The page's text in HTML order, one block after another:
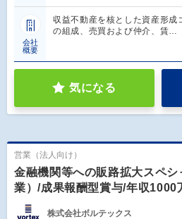
会社
概要
収益不動産を核とした資産形成
の組成、売買および仲介、賃…
気になる
営業（法人向け）
金融機関等への販路拡大スペ
業）/成果報酬型賞与/年収1000
株式会社ボルテックス